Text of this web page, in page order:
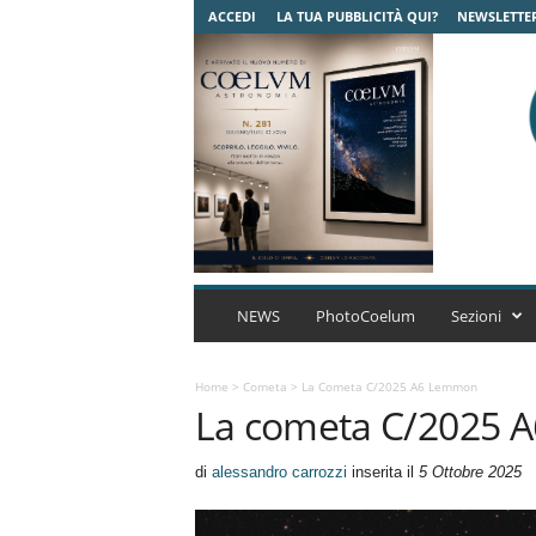
ACCEDI LA TUA PUBBLICITÀ QUI?
C
u
m
A
r
NEWS PhotoCoelum Sezioni
Home > Cometa > La Cometa C/2025 A6 Lemmon
La cometa C/2025
di alessandro carrozzi inserita il 5 Ottobre 2025